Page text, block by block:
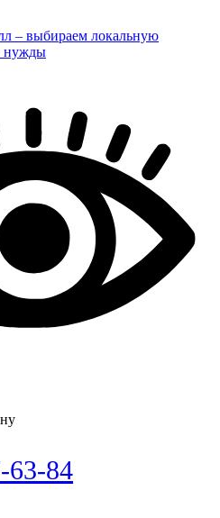
– выбираем локальную
нужды
63-84